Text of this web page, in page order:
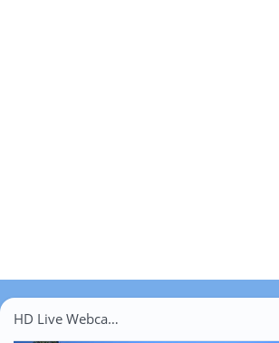
HD Live Webcams Baiersdorfermühle